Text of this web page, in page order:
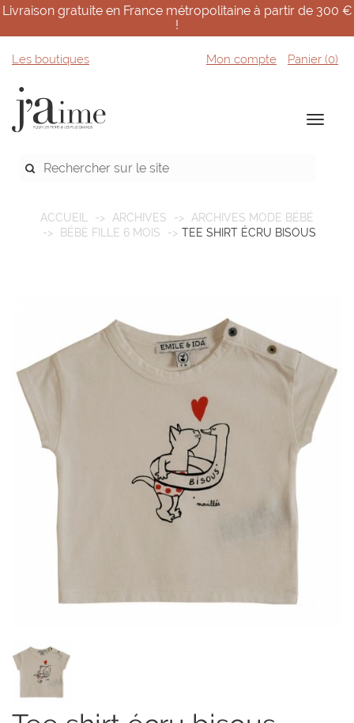
Livraison gratuite en France métropolitaine à partir de 300 €
!
Les boutiques Mon compte Panier (0)
ACCUEIL ARCHIVES
ARCHIVES MODE BÉBÉ
BÉBÉ FILLE 6 MOIS
TEE SHIRT ÉCRU BISOUS